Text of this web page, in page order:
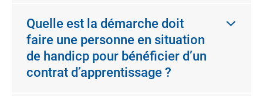
Quelle est la démarche doit
faire une personne en situation
de handicp pour bénéficier d’un
contrat d’apprentissage ?